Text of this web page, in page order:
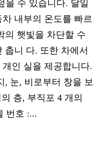
을 수 있습니다. 달일
내부의 온도를 빠르
의 햇빛을 차단할 수
춥니 다. 또한 차에서
인 실을 제공합니다.
, 눈, 비로부터 창을 보
층, 부직포 4 개의
번호 :...